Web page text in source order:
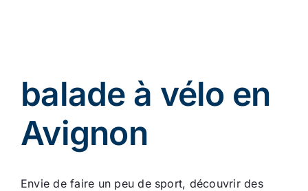
balade à vélo en
Avignon
Envie de faire un peu de sport, découvrir des